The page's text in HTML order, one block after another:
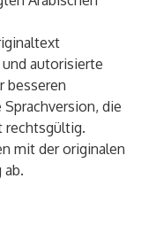
autorisierte
besseren
die
rechtsgültig.
mit der originalen
ab.